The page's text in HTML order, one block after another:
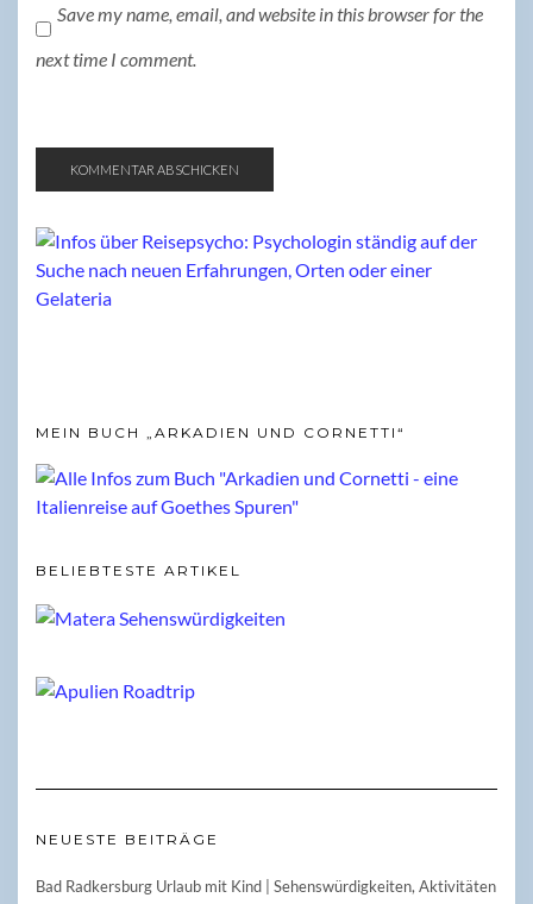
Save my name, email, and website in this browser for the
next time I comment.
MEIN BUCH „ARKADIEN UND CORNETTI“
BELIEBTESTE ARTIKEL
NEUESTE BEITRÄGE
Bad Radkersburg Urlaub mit Kind | Sehenswürdigkeiten, Aktivitäten